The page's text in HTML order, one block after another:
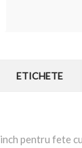
ETICHETE
pentru fete